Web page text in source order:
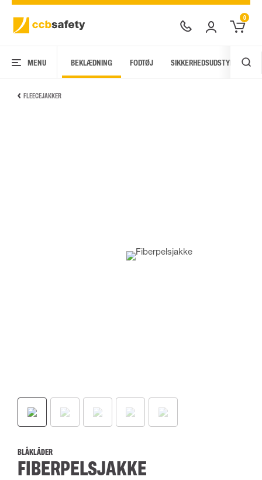
0
MENU BEKLÆDNING FODTØJ SIKKERHEDSUDSTYR
FLEECEJAKKER
BLÅKLÄDER
FIBERPELSJAKKE